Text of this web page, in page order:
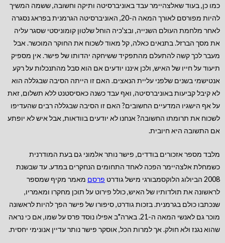
כמו כן, בעוד שאלצהיימר עבד באוניברסיטה ותיקה וחשובה, ששמה המשיך
להיות מפורסם לאורך המאה ה-20, האוניברסיטה הגרמנית בפראג נסגרה
לאחר מלחמת העולם השנייה, ובצ'כיה הוחל שלטון קומוניסטי שסגר עליה
את מסך הברזל. בתנאים כאלה, קל מאוד לשכוח את החוקר המוכשר. אבל
מעבר לכך קשה להתעלם מהתפקיד ששיחקה יהדותו של פישר. אין מספיק
תיעוד על חייו של האיש, ולכן איננו יודעים אם הוא סבל מהתנכלות על רקע
אנטישמי בשנים שלפני עליית הנאצים. האם זו הייתה הסיבה שבגללה הוא
לא קיבל קביעות באוניברסיטה, ואף עבד כשנה כאסיסטנט ללא תשלום, זאת
על אף הישגיו המדעיים החשובים? האם זו הסיבה שבגללה רבים שהעדיפו
לשכוח את תרומתו החשובה? אנחנו לא יודעים בוודאות, אבל איש לא יופתע
אם התשובה היא חיובית.
מלבד מספר אזכורים בודדים, פישר נותר אלמוני גם בעת המודרנית
כשמחלת אלצהיימר הפכה לאחד התחומים הנחקרים במדע. עד שבשנת
2008 הביולוג הלוקסמבורגי מישל גודרט
פרסם מאמר מקיף שמספר
לראשונה את תולדותיו של האיש, כולל פירוט על תוכן מחקרו ומאמריו,
שנכתבו כולם בגרמנית. בזכות גודרט, סיפורו של פישר הפך להיות לראשונה
מוכר גם לאנשי המאה ה-21. בארה"ב אפילו נוסד פרס על שמו, אם כי נראה
שהוא נגנז ולא חולק. אך למרות הכל, אוסקר פישר נותר עדיין אנונימי יחסית.